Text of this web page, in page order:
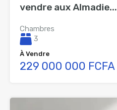
vendre aux Almadie...
Chambres
3
À Vendre
229 000 000 FCFA